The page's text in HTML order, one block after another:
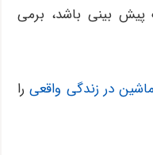
بینی باشد، برمی
در زندگی واقعیرا